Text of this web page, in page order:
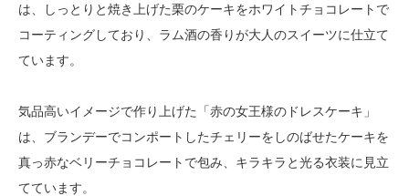
は、しっとりと焼き上げた栗のケーキをホワイトチョコレートで
コーティングしており、ラム酒の香りが大人のスイーツに仕立て
ています。
気品高いイメージで作り上げた「赤の女王様のドレスケーキ」
は、ブランデーでコンポートしたチェリーをしのばせたケーキを
真っ赤なベリーチョコレートで包み、キラキラと光る衣装に見立
てています。